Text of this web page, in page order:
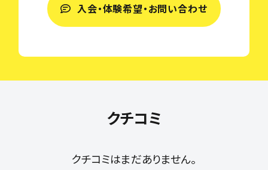
入会・体験希望・お問い合わせ
クチコミ
クチコミはまだありません。